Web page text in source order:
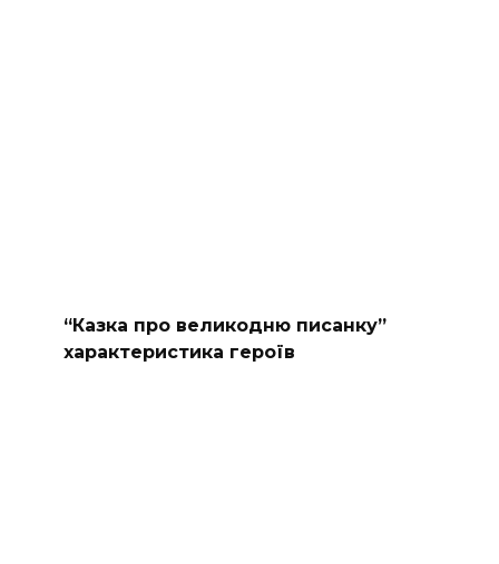
“Казка про великодню писанку”
характеристика героїв